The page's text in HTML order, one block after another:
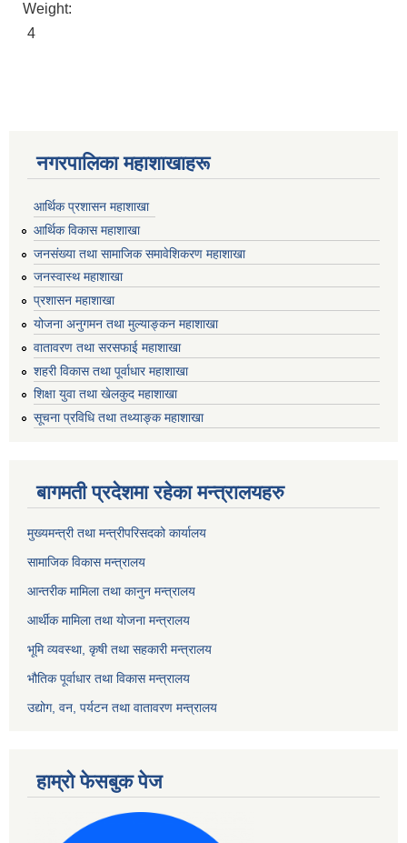
Weight:
4
नगरपालिका महाशाखाहरू
आर्थिक प्रशासन महाशाखा
आर्थिक विकास महाशाखा
जनसंख्या तथा सामाजिक समावेशिकरण महाशाखा
जनस्वास्थ महाशाखा
प्रशासन महाशाखा
योजना अनुगमन तथा मुल्याङ्कन महाशाखा
वातावरण तथा सरसफाई महाशाखा
शहरी विकास तथा पूर्वाधार महाशाखा
शिक्षा युवा तथा खेलकुद महाशाखा
सूचना प्रविधि तथा तथ्याङ्क महाशाखा
बागमती प्रदेशमा रहेका मन्त्रालयहरु
मुख्यमन्त्री तथा मन्त्रीपरिसदको कार्यालय
सामाजिक विकास मन्त्रालय
आन्तरीक मामिला तथा कानुन मन्त्रालय
आर्थीक मामिला तथा योजना मन्त्रालय
भूमि व्यवस्था, कृषी तथा सहकारी मन्त्रालय
भौतिक पूर्वाधार तथा विकास मन्त्रालय
उद्योग, वन, पर्यटन तथा वातावरण मन्त्रालय
हाम्रो फेसबुक पेज